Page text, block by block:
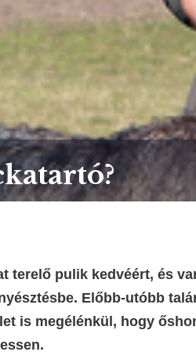
terelő pulik kedvéért, és
Előbb-utóbb
is megélénkül, hogy